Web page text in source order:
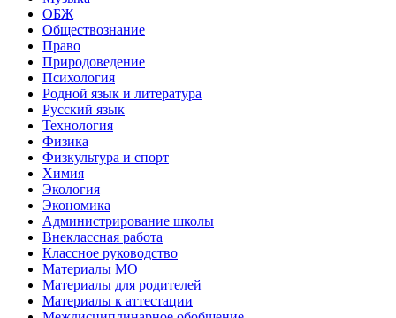
ОБЖ
Обществознание
Право
Природоведение
Психология
Родной язык и литература
Русский язык
Технология
Физика
Физкультура и спорт
Химия
Экология
Экономика
Администрирование школы
Внеклассная работа
Классное руководство
Материалы МО
Материалы для родителей
Материалы к аттестации